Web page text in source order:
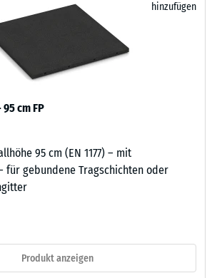
hinzufügen
cm FP
95 cm (EN 1177) – mit
für gebundene Tragschichten oder
Produkt anzeigen